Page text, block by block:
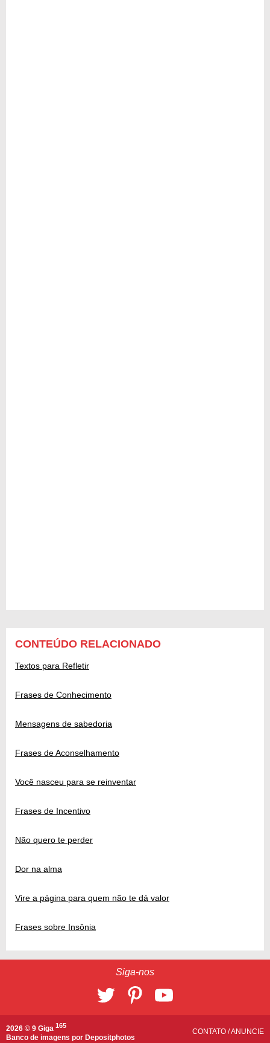
CONTEÚDO RELACIONADO
Textos para Refletir
Frases de Conhecimento
Mensagens de sabedoria
Frases de Aconselhamento
Você nasceu para se reinventar
Frases de Incentivo
Não quero te perder
Dor na alma
Vire a página para quem não te dá valor
Frases sobre Insônia
Siga-nos
2026 © 9 Giga 165
Banco de imagens por Depositphotos
CONTATO /ANUNCIE